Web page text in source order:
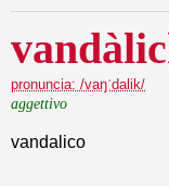
pronuncia: /vaŋˈdalik/
aggettivo
vandalico